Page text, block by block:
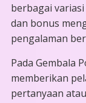
berbagai
dan bonus
pengalaman
Pada Gembala
memberikan
pertanyaan